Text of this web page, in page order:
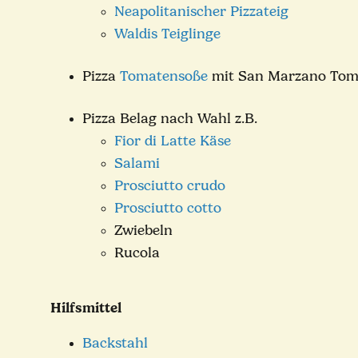
Neapolitanischer Pizzateig
Waldis Teiglinge
Pizza Tomatensoße mit San Marzano
Pizza Belag nach Wahl z.B.
Fior di Latte Käse
Salami
Prosciutto crudo
Prosciutto cotto
Zwiebeln
Rucola
Hilfsmittel
Backstahl